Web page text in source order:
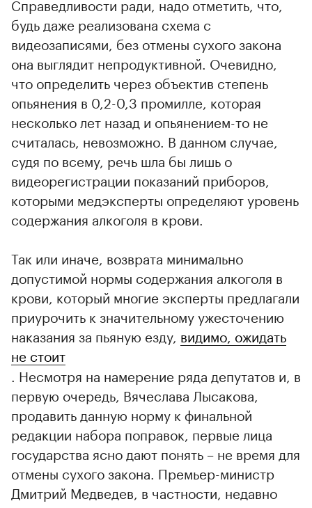
Справедливости ради, надо отметить, что,
будь даже реализована схема с
видеозаписями, без отмены сухого закона
она выглядит непродуктивной. Очевидно,
что определить через объектив степень
опьянения в 0,2-0,3 промилле, которая
несколько лет назад и опьянением-то не
считалась, невозможно. В данном случае,
судя по всему, речь шла бы лишь о
видеорегистрации показаний приборов,
которыми медэксперты определяют уровень
содержания алкоголя в крови.
Так или иначе, возврата минимально
допустимой нормы содержания алкоголя в
крови, который многие эксперты предлагали
приурочить к значительному ужесточению
наказания за пьяную езду, видимо, ожидать
не стоит
. Несмотря на намерение ряда депутатов и, в
первую очередь, Вячеслава Лысакова,
продавить данную норму к финальной
редакции набора поправок, первые лица
государства ясно дают понять – не время для
отмены сухого закона. Премьер-министр
Дмитрий Медведев, в частности, недавно